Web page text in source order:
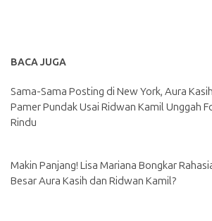
BACA JUGA
Sama-Sama Posting di New York, Aura Kasih
Pamer Pundak Usai Ridwan Kamil Unggah
Rindu
Makin Panjang! Lisa Mariana Bongkar
Besar Aura Kasih dan Ridwan Kamil?